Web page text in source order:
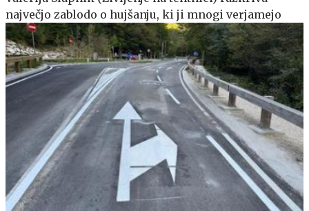
največjo zablodo o hujšanju, ki ji mnogi verjamejo